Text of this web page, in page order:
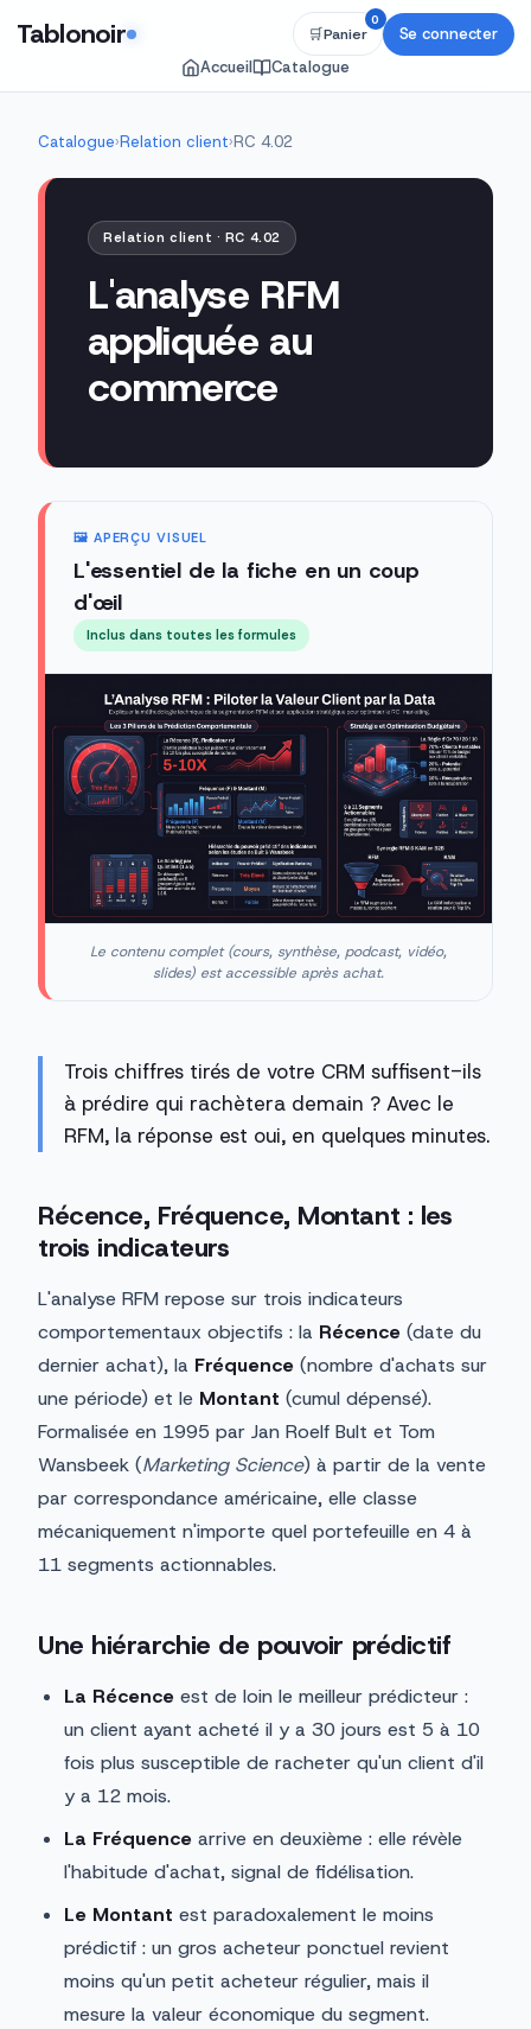
Tablonoir
Accueil Catalogue
🛒Panier
0
Se connecter
Catalogue›Relation client›RC 4.02
Relation client · RC 4.02
L'analyse RFM
appliquée au
commerce
🖼️ APERÇU VISUEL
L'essentiel de la fiche en un coup
d'œil
Inclus dans toutes les formules
Le contenu complet (cours, synthèse, podcast, vidéo,
slides) est accessible après achat.
Trois chiffres tirés de votre CRM suffisent-ils
à prédire qui rachètera demain ? Avec le
RFM, la réponse est oui, en quelques minutes.
Récence, Fréquence, Montant : les
trois indicateurs
L'analyse RFM repose sur trois indicateurs
comportementaux objectifs : la Récence (date du
dernier achat), la Fréquence (nombre d'achats sur
une période) et le Montant (cumul dépensé).
Formalisée en 1995 par Jan Roelf Bult et Tom
Wansbeek (Marketing Science) à partir de la vente
par correspondance américaine, elle classe
mécaniquement n'importe quel portefeuille en 4 à
11 segments actionnables.
Une hiérarchie de pouvoir prédictif
La Récence est de loin le meilleur prédicteur :
un client ayant acheté il y a 30 jours est 5 à 10
fois plus susceptible de racheter qu'un client d'il
y a 12 mois.
La Fréquence arrive en deuxième : elle révèle
l'habitude d'achat, signal de fidélisation.
Le Montant est paradoxalement le moins
prédictif : un gros acheteur ponctuel revient
moins qu'un petit acheteur régulier, mais il
mesure la valeur économique du segment.